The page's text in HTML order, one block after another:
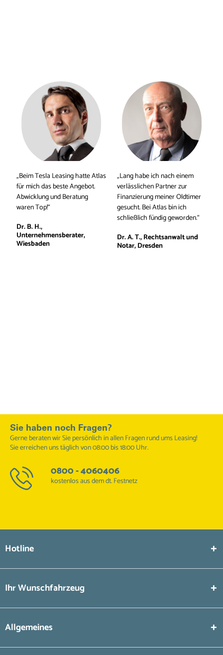
„Beim Tesla Leasing hatte Atlas
für mich das beste Angebot.
Abwicklung und Beratung
waren Top!“
Dr. B. H.,
Unternehmensberater,
Wiesbaden
„Lang habe ich nach einem
verlässlichen Partner zur
Finanzierung meiner Oldtimer
gesucht. Bei Atlas bin ich
schließlich fündig geworden.“
Dr. A. T., Rechtsanwalt und
Notar, Dresden
Sie haben noch Fragen?
Gerne beraten wir Sie persönlich in allen Fragen rund ums Leasing!
Sie erreichen uns täglich von 08:00 bis 18:00 Uhr.
0800 - 4060406
kostenlos aus dem dt. Festnetz
Hotline
Ihr Wunschfahrzeug
Allgemeines